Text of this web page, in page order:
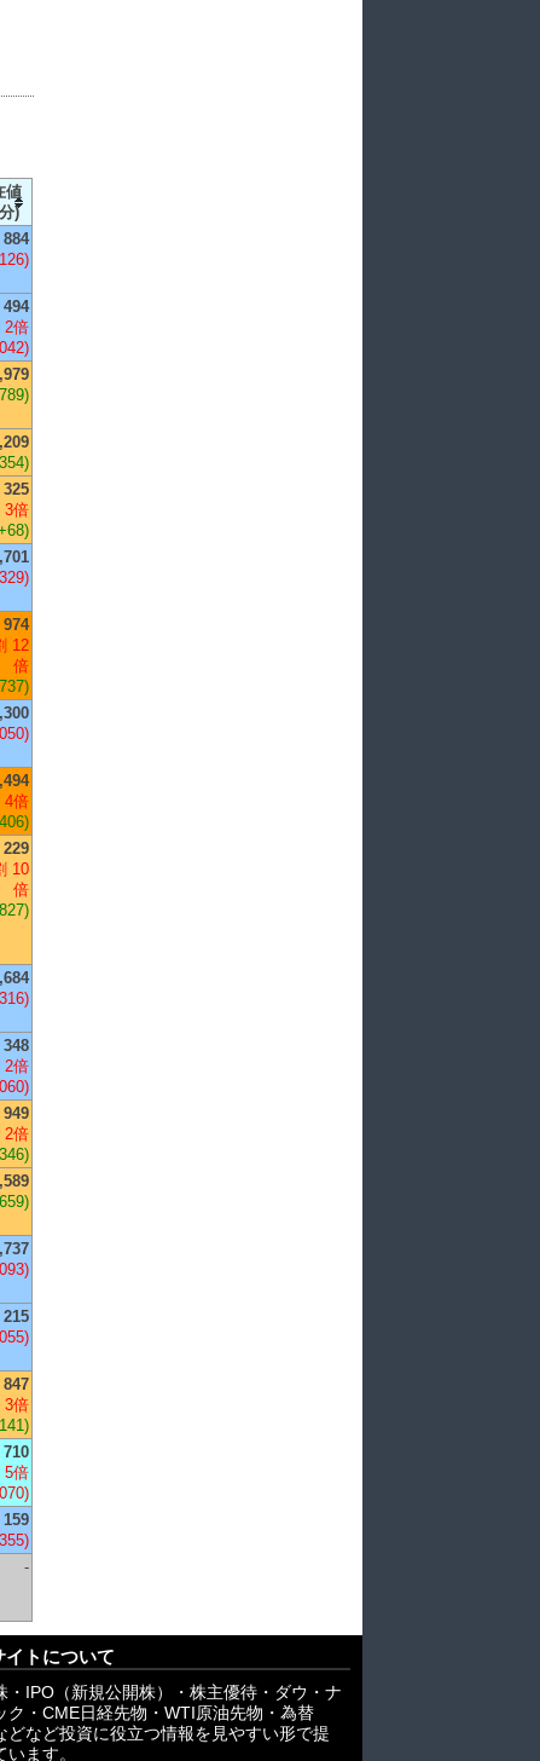
値
)
884
494
2倍
325
3倍
974
12
倍
4倍
229
10
倍
348
2倍
949
2倍
215
847
3倍
710
5倍
159
-
イトについて
・IPO（新規公開株）・株主優待・ダウ・ナ
ク・CME日経先物・WTI原油先物・為替
どなど投資に役立つ情報を見やすい形で提
います。